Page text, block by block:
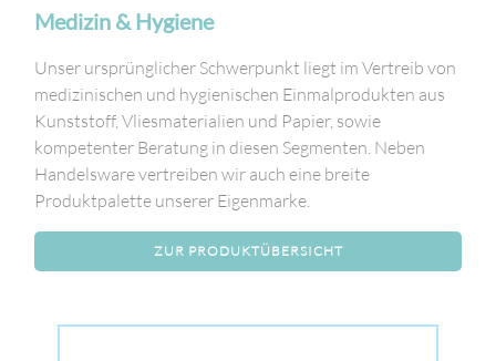
Medizin & Hygiene
Unser ursprünglicher Schwerpunkt liegt im Vertreib von
medizinischen und hygienischen Einmalprodukten aus
Kunststoff, Vliesmaterialien und Papier, sowie
kompetenter Beratung in diesen Segmenten. Neben
Handelsware vertreiben wir auch eine breite
Produktpalette unserer Eigenmarke.
ZUR PRODUKTÜBERSICHT